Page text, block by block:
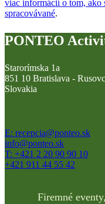
viac informácií o tom, ako
spracovávané.
PONTEO
Starorímska 1a
851 10 Bratislava -
Slovakia
E: recepcia@ponteo.sk
info@ponteo.sk
T: +421 2 20 90 90 10
+421 911 44 55 42
Firemné